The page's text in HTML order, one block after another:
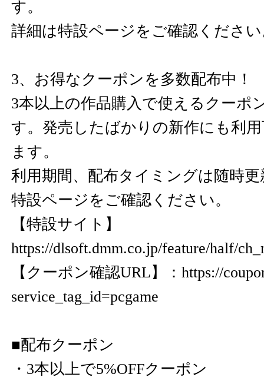
す。
詳細は特設ページをご確認くださ
3、お得なクーポンを多数配布中！
3本以上の作品購入で使えるクーポ
す。発売したばかりの新作にも利
ます。
利用期間、配布タイミングは随時
特設ページをご確認ください。
【特設サイト】
https://dlsoft.dmm.co.jp/feature/half/
【クーポン確認URL】： https://
service_tag_id=pcgame
■配布クーポン
・3本以上で5%OFFクーポン